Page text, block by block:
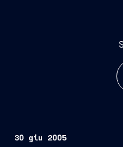
30 giu 2005